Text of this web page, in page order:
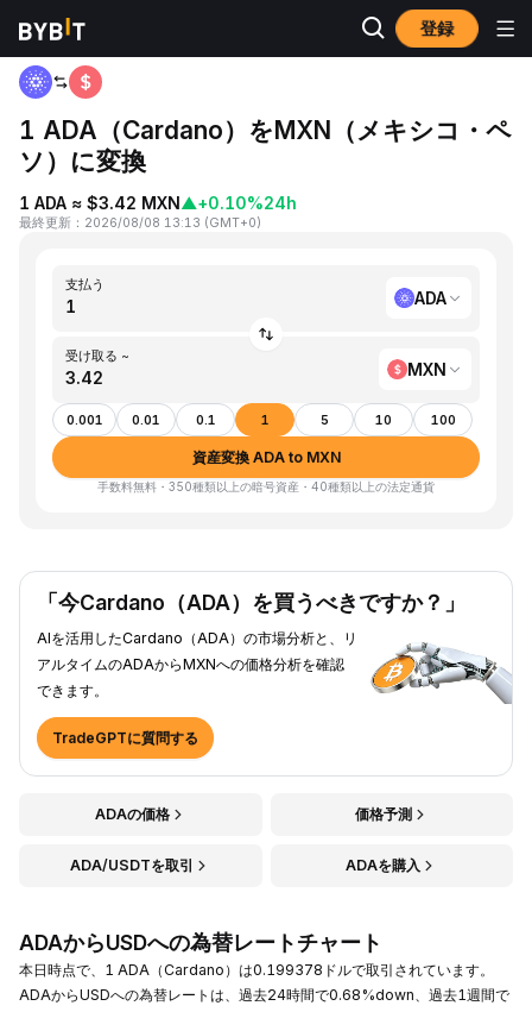
登録
ホーム ADA to MXN
1 ADA（Cardano）をMXN（メキシコ・ペ
ソ）に変換
1 ADA ≈ $3.42 MXN▲+0.10%24h
最終更新 ： 2026/08/08 13:13 (GMT+0)
支払う
ADA
受け取る ~
MXN
0.001 0.01 0.1 1 5 10 100
資産変換 ADA to MXN
手数料無料・350種類以上の暗号資産・40種類以上の法定通貨
「今Cardano（ADA）を買うべきですか？」
AIを活用したCardano（ADA）の市場分析と、リ
アルタイムのADAからMXNへの価格分析を確認
できます。
TradeGPTに質問する
ADAの価格 価格予測
ADA/USDTを取引 ADAを購入
ADAからUSDへの為替レートチャート
本日時点で、1 ADA（Cardano）は0.199378ドルで取引されています。
ADAからUSDへの為替レートは、過去24時間で0.68%down、過去1週間で